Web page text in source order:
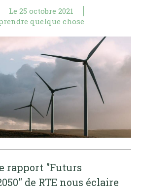
Le 25 octobre 2021
quelque chose
rapport "Futurs
de RTE nous éclaire